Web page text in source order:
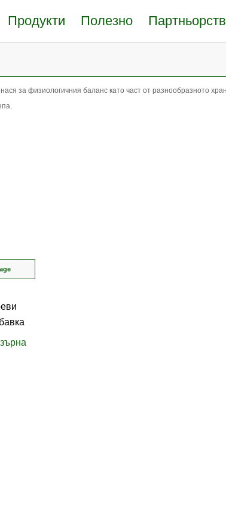
Продукти Полезно
за физиологичния баланс като част от разнообразното